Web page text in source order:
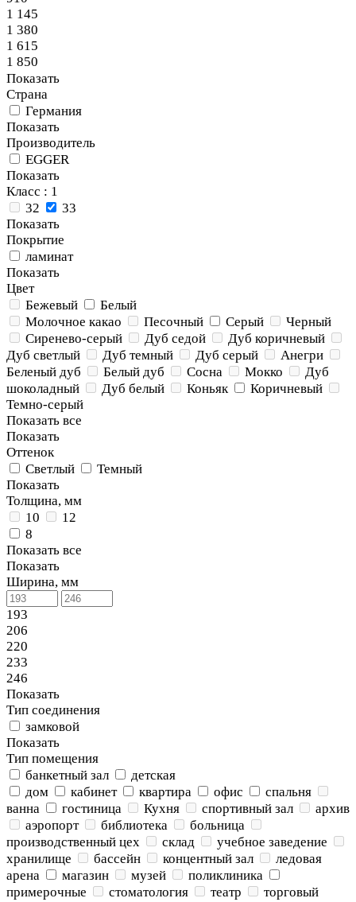
1 145
1 380
1 615
1 850
Показать
Страна
Германия
Показать
Производитель
EGGER
Показать
Класс : 1
32
33
Показать
Покрытие
ламинат
Показать
Цвет
Бежевый
Белый
Молочное какао
Песочный Серый
Черный
Сиренево-серый
Дуб седой
Дуб коричневый
Дуб светлый
Дуб темный Дуб серый
Анегри
Беленый дуб
Белый дуб Сосна Мокко
Дуб
шоколадный
Дуб белый Коньяк
Коричневый
Темно-серый
Показать все
Показать
Оттенок
Светлый
Темный
Показать
Толщина, мм
10
12
8
Показать все
Показать
Ширина, мм
193
206
220
233
246
Показать
Тип соединения
замковой
Показать
Тип помещения
банкетный зал
детская
дом
кабинет квартира офис
спальня
ванна
гостиница Кухня спортивный зал
архив
аэропорт
библиотека
больница
производственный цех
склад
учебное заведение
хранилище
бассейн концентный зал
ледовая
арена
магазин музей
поликлиника
примерочные
стоматология театр
торговый